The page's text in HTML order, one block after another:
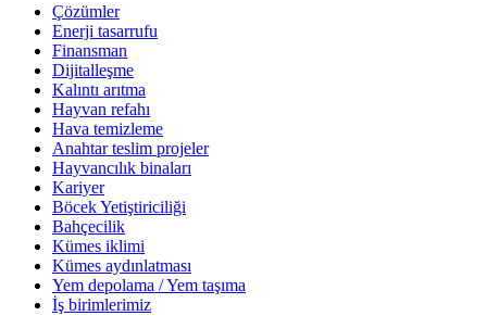
Çözümler
Enerji tasarrufu
Finansman
Dijitalleşme
Kalıntı arıtma
Hayvan refahı
Hava temizleme
Anahtar teslim projeler
Hayvancılık binaları
Kariyer
Böcek Yetiştiriciliği
Bahçecilik
Kümes iklimi
Kümes aydınlatması
Yem depolama / Yem taşıma
İş birimlerimiz